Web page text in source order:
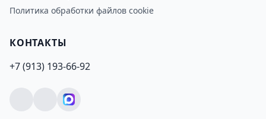
Политика обработки файлов cookie
КОНТАКТЫ
+7 (913) 193-66-92